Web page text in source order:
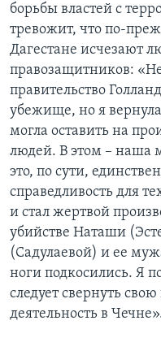
борьбы властей с
тревожит, что по-
Дагестане исчезают
правозащитников:
правительство
убежище, но я
могла оставить на
людей. В этом – наша
это, по сути,
справедливость для
и стал жертвой
убийстве Наташи
(Садулаевой) и ее
ноги подкосились. Я
следует свернуть
деятельность в